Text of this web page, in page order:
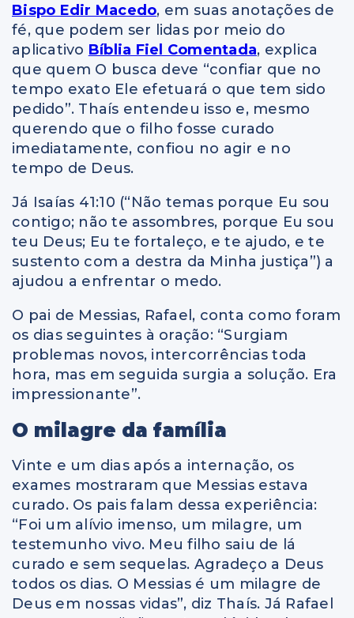
Bispo Edir Macedo, em suas anotações de
fé, que podem ser lidas por meio do
aplicativo Bíblia Fiel Comentada, explica
que quem O busca deve “confiar que no
tempo exato Ele efetuará o que tem sido
pedido”. Thaís entendeu isso e, mesmo
querendo que o filho fosse curado
imediatamente, confiou no agir e no
tempo de Deus.
Já Isaías 41:10 (“Não temas porque Eu sou
contigo; não te assombres, porque Eu sou
teu Deus; Eu te fortaleço, e te ajudo, e te
sustento com a destra da Minha justiça”) a
ajudou a enfrentar o medo.
O pai de Messias, Rafael, conta como foram
os dias seguintes à oração: “Surgiam
problemas novos, intercorrências toda
hora, mas em seguida surgia a solução. Era
impressionante”.
O milagre da família
Vinte e um dias após a internação, os
exames mostraram que Messias estava
curado. Os pais falam dessa experiência:
“Foi um alívio imenso, um milagre, um
testemunho vivo. Meu filho saiu de lá
curado e sem sequelas. Agradeço a Deus
todos os dias. O Messias é um milagre de
Deus em nossas vidas”, diz Thaís. Já Rafael